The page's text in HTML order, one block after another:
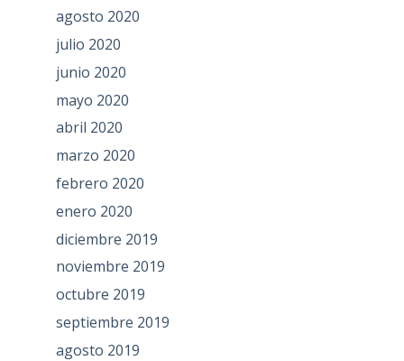
agosto 2020
julio 2020
junio 2020
mayo 2020
abril 2020
marzo 2020
febrero 2020
enero 2020
diciembre 2019
noviembre 2019
octubre 2019
septiembre 2019
agosto 2019